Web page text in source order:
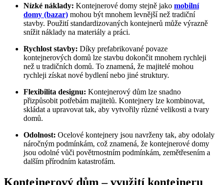
Nízké náklady: Kontejnerové domy stejně jako mobilní
domy (bazar) mohou být mnohem levnější než tradiční
stavby. Použití standardizovaných kontejnerů může výrazně
snížit náklady na materiály a práci.
Rychlost stavby: Díky prefabrikované povaze
kontejnerových domů lze stavbu dokončit mnohem rychleji
než u tradičních domů. To znamená, že majitelé mohou
rychleji získat nové bydlení nebo jiné struktury.
Flexibilita designu: Kontejnerový dům lze snadno
přizpůsobit potřebám majitelů. Kontejnery lze kombinovat,
skládat a upravovat tak, aby vytvořily různé velikosti a tvary
domů.
Odolnost: Ocelové kontejnery jsou navrženy tak, aby odolaly
náročným podmínkám, což znamená, že kontejnerové domy
jsou odolné vůči povětrnostním podmínkám, zemětřesením a
dalším přírodním katastrofám.
Kontejnerový dům – využití kontejneru